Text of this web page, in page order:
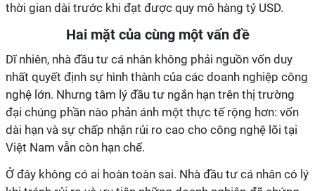
thời gian dài trước khi đạt được quy mô hàng tỷ USD.
Hai mặt của cùng một vấn đề
Dĩ nhiên, nhà đầu tư cá nhân không phải nguồn vốn duy
nhất quyết định sự hình thành của các doanh nghiệp công
nghệ lớn. Nhưng tâm lý đầu tư ngắn hạn trên thị trường
đại chúng phần nào phản ánh một thực tế rộng hơn: vốn
dài hạn và sự chấp nhận rủi ro cao cho công nghệ lõi tại
Việt Nam vẫn còn hạn chế.
Ở đây không có ai hoàn toàn sai. Nhà đầu tư cá nhân có lý